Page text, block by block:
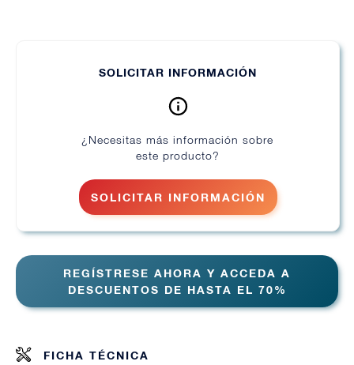
SOLICITAR INFORMACIÓN
¿Necesitas más información sobre
este producto?
SOLICITAR INFORMACIÓN
REGÍSTRESE AHORA Y ACCEDA A
DESCUENTOS DE HASTA EL 70%
FICHA TÉCNICA